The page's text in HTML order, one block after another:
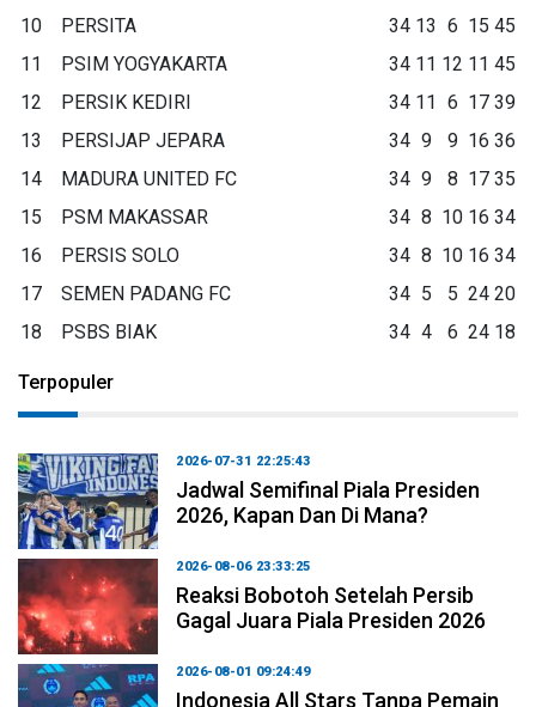
10
PERSITA 34 13 6 15 45
11
PSIM YOGYAKARTA 34 11 12 11 45
12
PERSIK KEDIRI 34 11 6 17 39
13
PERSIJAP JEPARA 34 9 9 16 36
14
MADURA UNITED FC 34 9 8 17 35
15
PSM MAKASSAR 34 8 10 16 34
16
PERSIS SOLO 34 8 10 16 34
17
SEMEN PADANG FC 34 5 5 24 20
18
PSBS BIAK 34 4 6 24 18
Terpopuler
2026-07-31 22:25:43
Jadwal Semifinal Piala Presiden
2026, Kapan Dan Di Mana?
2026-08-06 23:33:25
Reaksi Bobotoh Setelah Persib
Gagal Juara Piala Presiden 2026
2026-08-01 09:24:49
Indonesia All Stars Tanpa Pemain